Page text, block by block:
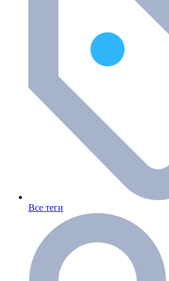
Все теги